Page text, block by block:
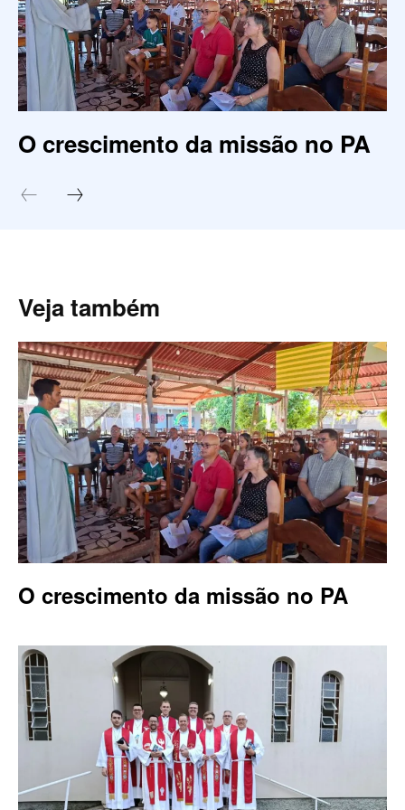
O crescimento da missão no PA
Veja também
O crescimento da missão no PA